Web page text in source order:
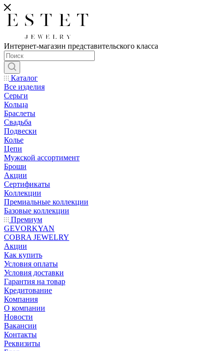
Интернет-магазин представительского класса
Каталог
Все изделия
Серьги
Кольца
Браслеты
Свадьба
Подвески
Колье
Цепи
Мужской ассортимент
Броши
Акции
Сертификаты
Коллекции
Премиальные коллекции
Базовые коллекции
Премиум
GEVORKYAN
COBRA JEWELRY
Акции
Как купить
Условия оплаты
Условия доставки
Гарантия на товар
Кредитование
Компания
О компании
Новости
Вакансии
Контакты
Реквизиты